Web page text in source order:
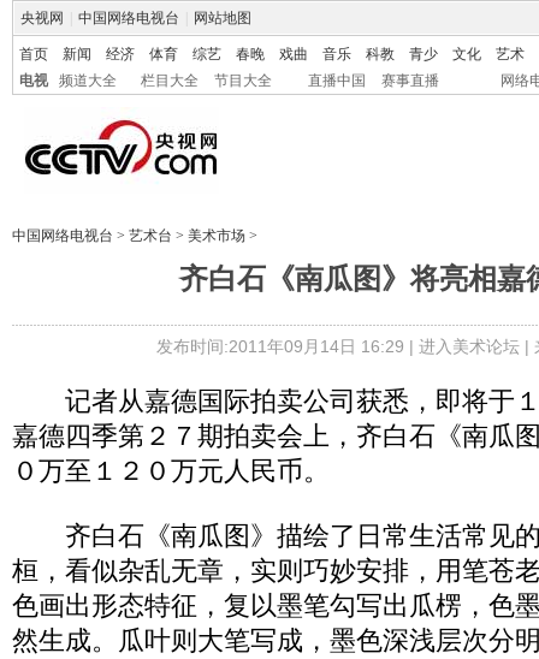
央视网 中国网络电视台 网站地图
首页 新闻 经济 体育 综艺 春晚 戏曲 音乐 科教 青少 文化
艺术
电视
频道大全 栏目大全 节目大全 直播中国 赛事直播 网络
中国网络电视台 > 艺术台 > 美术市场 >
齐白石《南瓜图》将亮相嘉
发布时间:2011年09月14日 16:29 | 进入美术论坛|
记者从嘉德国际拍卖公司获悉，即将于
嘉德四季第２７期拍卖会上，齐白石《南瓜
０万至１２０万元人民币。
齐白石《南瓜图》描绘了日常生活常见
桓，看似杂乱无章，实则巧妙安排，用笔苍
色画出形态特征，复以墨笔勾写出瓜楞，色
然生成。瓜叶则大笔写成，墨色深浅层次分